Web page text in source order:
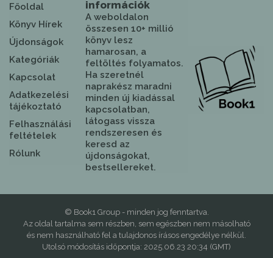
Főoldal
Könyv Hírek
Újdonságok
Kategóriák
Kapcsolat
Adatkezelési
tájékoztató
Felhasználási
feltételek
Rólunk
információk
A weboldalon
összesen 10+ millió
könyv lesz
hamarosan, a
feltöltés folyamatos.
Ha szeretnél
naprakész maradni
minden új kiadással
kapcsolatban,
látogass vissza
rendszeresen és
keresd az
újdonságokat,
bestsellereket.
© Book1 Group - minden jog fenntartva.
Az oldal tartalma sem részben, sem egészben nem másolható
és nem használható fel a tulajdonos írásos engedélye nélkül.
Utolsó módosítás időpontja: 2025.06.23 20:34 (GMT)